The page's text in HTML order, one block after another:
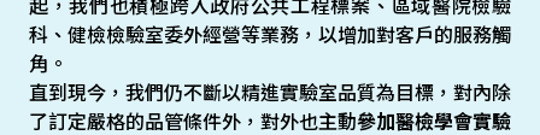
起，我們也積極跨入政府公共工程標案、區域醫院檢驗
科、健檢檢驗室委外經營等業務，以增加對客戶的服務觸
角。
直到現今，我們仍不斷以精進實驗室品質為目標，對內除
了訂定嚴格的品管條件外，對外也主動參加醫檢學會實驗